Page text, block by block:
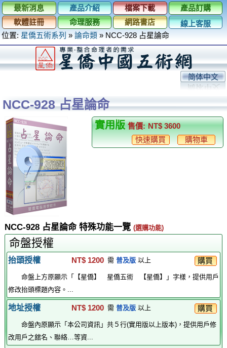
最新消息 產品介紹 檔案下載
產品訂購
軟體註冊
命理服務 網路書店
線上客服
位置: 星僑五術系列 » 論命類 » NCC-928 占星論命
简体中文
NCC-928 占星論命
實用版 售價: NT$ 3600
購物車
快速購買
NCC-928 占星論命 特殊功能一覽 (選購功能)
命盤授權
抬頭授權 NT$ 1200 需 普及版以上 購買
命盤上方原顯示「【星僑】 星僑五術 【星僑】」字樣，提供用戶
修改抬頭標題內容。...
地址授權 NT$ 1200 需 普及版以上 購買
命盤內原顯示「本公司資訊」共５行(實用版以上版本)，提供用戶修
改用戶之舘名、聯絡…等資...